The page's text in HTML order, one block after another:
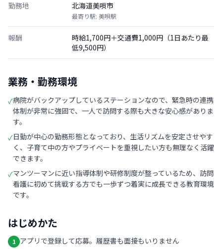
勤務地 北海道美唄市
最寄り駅: 美唄駅
報酬
時給1,700円＋交通費1,000円（1日あたり最
低9,500円）
業務・勤務環境
✓病院がバックアップしているステーションなので、緊急時の連携
体制が非常に強固で、一人で訪問する際も大きな安心感がありま
す。
✓日勤が中心の勤務形態となっており、生活リズムを安定させやす
く、子育て中の方やプライベートを重視したい方も無理なく活躍
できます。
✓マンツーマンに近い指導体制や研修制度が整っているため、訪問
看護に初めて挑戦する方でも一歩ずつ着実に成長できる教育環境
です。
はじめかた
1 アプリで登録して応募。履歴書も面接もいりません